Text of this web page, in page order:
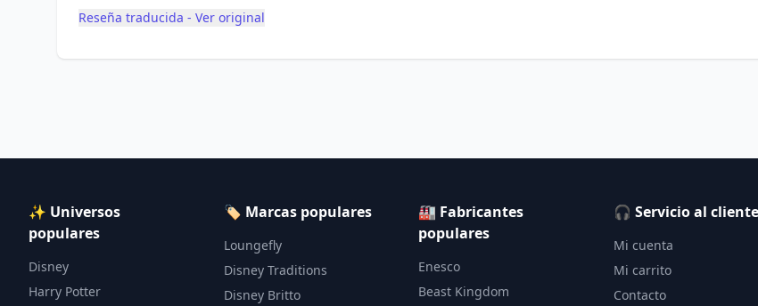
Reseña traducida - Ver original
✨ Universos
populares
Disney
Harry Potter
🏷️ Marcas populares
Loungefly
Disney Traditions
Disney Britto
🏭 Fabricantes
populares
Enesco
Beast Kingdom
🎧 Servicio al cliente
Mi cuenta
Mi carrito
Contacto